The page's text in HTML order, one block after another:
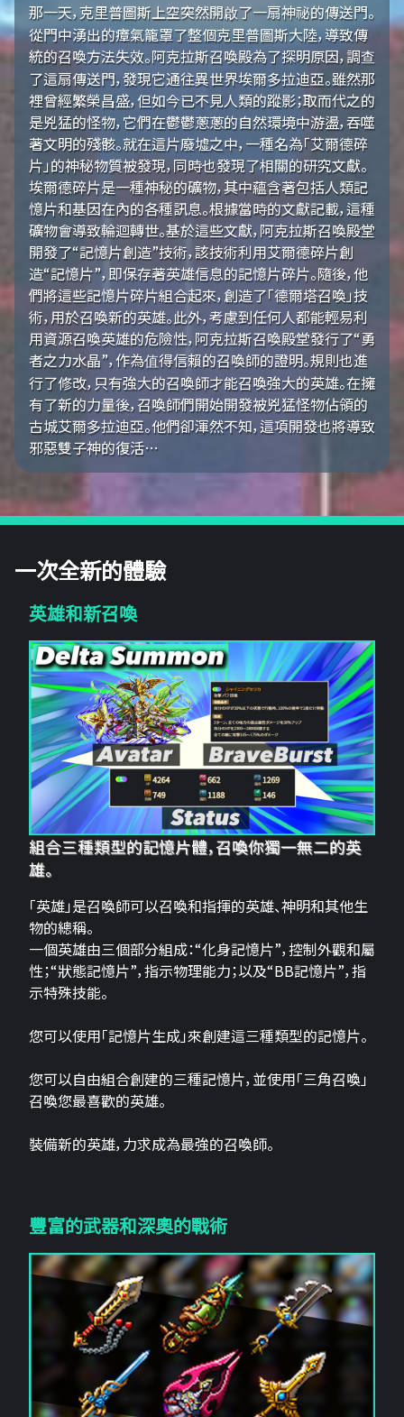
那一天，克里普圖斯上空突然開啟了一扇神祕的傳送門。
從門中湧出的瘴氣籠罩了整個克里普圖斯大陸，導致傳
統的召喚方法失效。阿克拉斯召喚殿為了探明原因，調查
了這扇傳送門，發現它通往異世界埃爾多拉迪亞。雖然那
裡曾經繁榮昌盛，但如今已不見人類的蹤影；取而代之的
是兇猛的怪物，它們在鬱鬱蔥蔥的自然環境中游盪，吞噬
著文明的殘骸。就在這片廢墟之中，一種名為「艾爾德碎
片」的神秘物質被發現，同時也發現了相關的研究文獻。
埃爾德碎片是一種神秘的礦物，其中蘊含著包括人類記
憶片和基因在內的各種訊息。根據當時的文獻記載，這種
礦物會導致輪迴轉世。基於這些文獻，阿克拉斯召喚殿堂
開發了“記憶片創造”技術，該技術利用艾爾德碎片創
造“記憶片”，即保存著英雄信息的記憶片碎片。隨後，他
們將這些記憶片碎片組合起來，創造了「德爾塔召喚」技
術，用於召喚新的英雄。此外，考慮到任何人都能輕易利
用資源召喚英雄的危險性，阿克拉斯召喚殿堂發行了“勇
者之力水晶”，作為值得信賴的召喚師的證明。規則也進
行了修改，只有強大的召喚師才能召喚強大的英雄。在擁
有了新的力量後，召喚師們開始開發被兇猛怪物佔領的
古城艾爾多拉迪亞。他們卻渾然不知，這項開發也將導致
邪惡雙子神的復活…
一次全新的體驗
英雄和新召喚
組合三種類型的記憶片體，召喚你獨一無二的英
雄。
「英雄」是召喚師可以召喚和指揮的英雄、神明和其他生
物的總稱。
一個英雄由三個部分組成：“化身記憶片”，控制外觀和屬
性；“狀態記憶片”，指示物理能力；以及“BB記憶片”，指
示特殊技能。
您可以使用「記憶片生成」來創建這三​​種類型的記憶片。
您可以自由組合創建的三種記憶片，並使用「三角召喚」
召喚您最喜歡的英雄。
裝備新的英雄，力求成為最強的召喚師。
豐富的武器和深奧的戰術